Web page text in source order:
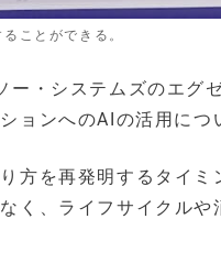
ことができる。
ー・システムズのエグ
ョンへのAIの活用につ
方を再発明するタイ
く、ライフサイクル